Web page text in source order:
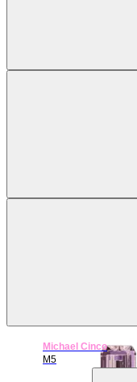
Michael Cinco
М5